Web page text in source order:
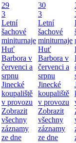
29
3
Letní
šachové
miniturnaje
Huť
Barbora v
červenci a
srpnu
Jinecké
koupaliště
v provozu
Zobrazit
všechny
záznamy
ze dne
30
3
Letní
šachové
miniturnaje
Huť
Barbora v
červenci a
srpnu
Jinecké
koupaliště
v provozu
Zobrazit
všechny
záznamy
ze dne